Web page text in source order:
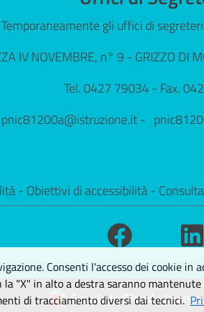
Temporaneamente gli uffici di
IV NOVEMBRE, n° 9 - GRIZZO DI
Tel. 0427 79034 - Fax.
pnic81200a@istruzione.it -
- Obiettivi di accessibilità-
Scuole in Cloud -
Consenti l'accesso dei cookie in
"X" in alto a destra saranno
di tracciamento diversi dai tecnici.